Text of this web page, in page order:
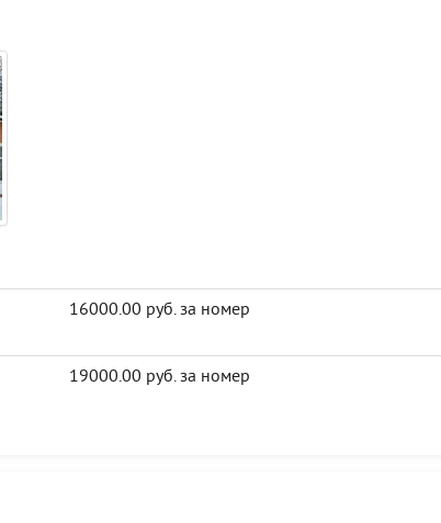
16000.00 руб. за номер
19000.00 руб. за номер